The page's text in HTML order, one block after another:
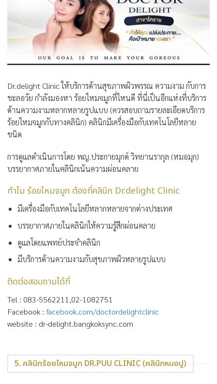
Dr.delight Clinicให้บริการด้านสุขภาพผิวพรรณ ความงาม กับการ
ชะลอวัย กำลังมองหา ร้อยไหมจมูกที่ไหนดี ที่นี่เป็นอีกแห่งที่บริการ
ด้านความงามหลากหลายรูปแบบ (ควรสอบถามรายละเอียดบริการ
ร้อยไหมจมูกกับทางคลินิก) คลินิกมีเครื่องมือกับเทคโนโลยีหลาย
ชนิด
การดูแลดำเนินการโดย พญ.ประกายมุกด์ วิทยานรากุล (หมอมุก)
บรรยากาศภายในคลินิกเน้นความผ่อนคลาย
ทำไม ร้อยไหมจมูก ต้องที่คลินิก Dr.delight Clinic
มีเครื่องมือกับเทคโนโลยีหลากหลายจากต่างประเทศ
บรรยากาศภายในคลินิกให้ความรู้สึกผ่อนคลาย
ดูแลโดยแพทย์ประจำคลินิก
มีบริการด้านความงามกับสุขภาพผิวหลายรูปแบบ
ติดต่อสอบถามได้ที่
Tel : 083-5562211,02-1082751
Facebook : facebook.com/doctordelightclinic
website : dr-delight.bangkoksync.com
5. คลินิกร้อยไหมจมูก DR.PUU CLINIC (คลินิกหมอปู)